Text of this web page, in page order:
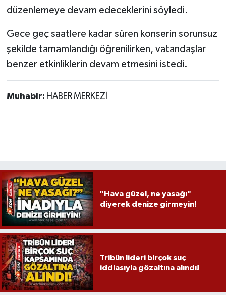
düzenlemeye devam edeceklerini söyledi.
Gece geç saatlere kadar süren konserin sorunsuz
şekilde tamamlandığı öğrenilirken, vatandaşlar
benzer etkinliklerin devam etmesini istedi.
Muhabir: HABER MERKEZİ
"Hava güzel, ne yasağı"
diyerek denize girmeyin!
Tribün lideri birçok suç
iddiasıyla gözaltına alındı!